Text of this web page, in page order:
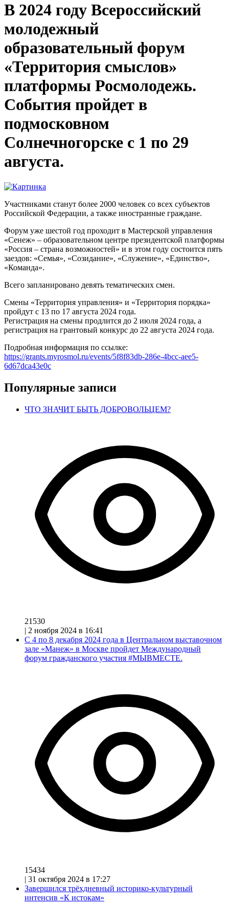
В 2024 году Всероссийский
молодежный
образовательный форум
«Территория смыслов»
платформы Росмолодежь.
События пройдет в
подмосковном
Солнечногорске с 1 по 29
августа.
Участниками станут более 2000 человек со всех субъектов
Российской Федерации, а также иностранные граждане.
Форум уже шестой год проходит в Мастерской управления
«Сенеж» – образовательном центре президентской платформы
«Россия – страна возможностей» и в этом году состоится пять
заездов: «Семья», «Созидание», «Служение», «Единство»,
«Команда».
Всего запланировано девять тематических смен.
Смены «Территория управления» и «Территория порядка»
пройдут с 13 по 17 августа 2024 года.
Регистрация на смены продлится до 2 июля 2024 года, а
регистрация на грантовый конкурс до 22 августа 2024 года.
Подробная информация по ссылке:
https://grants.myrosmol.ru/events/5f8f83db-286e-4bcc-aee5-
6d67dca43e0c
Популярные записи
ЧТО ЗНАЧИТ БЫТЬ ДОБРОВОЛЬЦЕМ?
21530
| 2 ноября 2024 в 16:41
С 4 по 8 декабря 2024 года в Центральном выставочном
зале «Манеж» в Москве пройдет Международный
форум гражданского участия #МЫВМЕСТЕ.
15434
| 31 октября 2024 в 17:27
Завершился трёхдневный историко-культурный
интенсив «К истокам»